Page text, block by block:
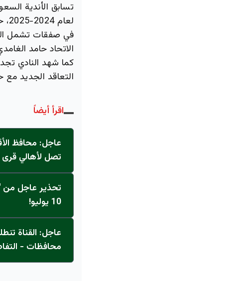
تسابق الأندية
في صفقات تشمل
الاتحاد حامد
كما شهد النادي
التعاقد الجديد مع
اقرأ أيضاً
عاجل: محافظ
تصل لأهالي قرى
تحذير عاجل من
10 يوليو!
محافظات -